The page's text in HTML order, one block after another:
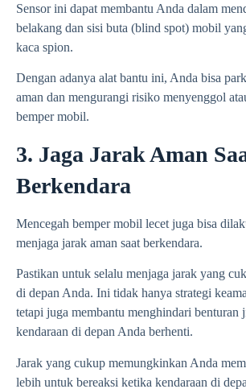
Sensor ini dapat membantu Anda dalam
belakang dan sisi buta (blind spot) mobil
kaca spion.
Dengan adanya alat bantu ini, Anda bisa
aman dan mengurangi risiko menyenggol
bemper mobil.
3. Jaga Jarak Aman
Berkendara
Mencegah bemper mobil lecet juga bisa
menjaga jarak aman saat berkendara.
Pastikan untuk selalu menjaga jarak yang
di depan Anda. Ini tidak hanya strategi
tetapi juga membantu menghindari benturan
kendaraan di depan Anda berhenti.
Jarak yang cukup memungkinkan Anda
lebih untuk bereaksi ketika kendaraan di